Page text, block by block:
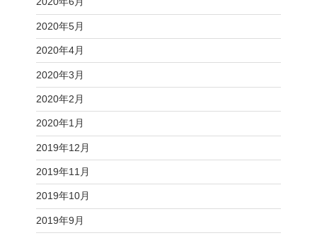
2020年5月
2020年4月
2020年3月
2020年2月
2020年1月
2019年12月
2019年11月
2019年10月
2019年9月